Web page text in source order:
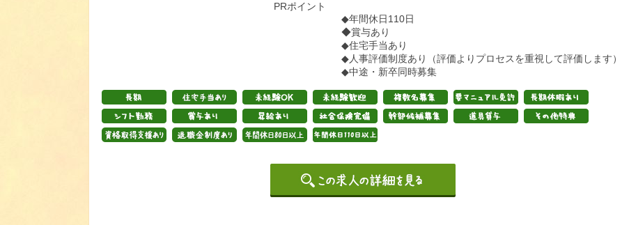
PRポイント
◆年間休日110日
◆賞与あり
◆住宅手当あり
◆人事評価制度あり（評価よりプロセスを重視して評価します）
◆中途・新卒同時募集